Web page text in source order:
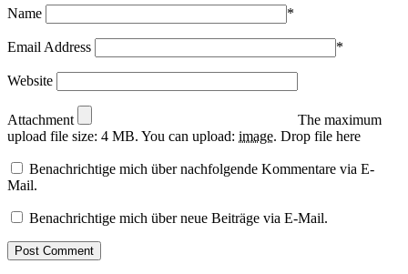
Name *
Email Address *
Website
Attachment
The maximum
upload file size: 4 MB. You can upload: image. Drop file here
Benachrichtige mich über nachfolgende Kommentare via E-
Mail.
Benachrichtige mich über neue Beiträge via E-Mail.